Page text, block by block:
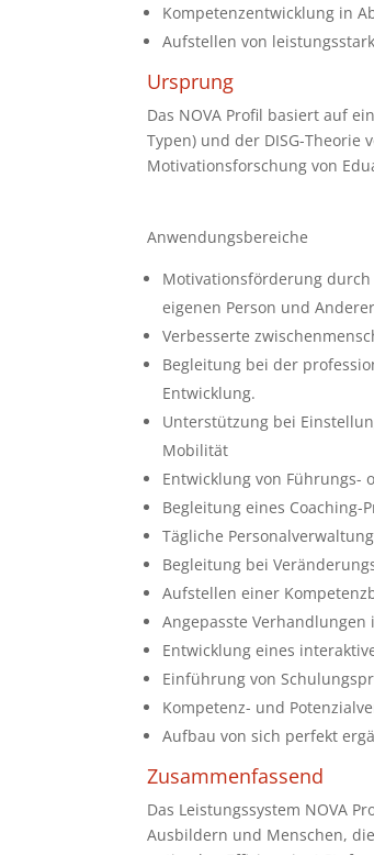
Kompetenzentwicklung in
Aufstellen von
Ursprung
Das NOVA Profil basiert auf
Typen) und der DISG-
Motivationsforschung von
Anwendungsbereiche
Motivationsförderung
eigenen Person und
Verbesserte
Begleitung bei der
Entwicklung.
Unterstützung bei
Mobilität
Entwicklung von Führungs-
Begleitung eines Coaching-
Tägliche Personalverwaltung
Begleitung bei
Aufstellen einer
Angepasste
Entwicklung eines
Einführung von
Kompetenz- und
Aufbau von sich perfekt
Zusammenfassend
Das Leistungssystem NOVA
Ausbildern und Menschen,